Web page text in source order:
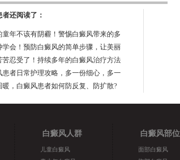
者还阅读了：
童年不该有阴霾！警惕白癜风带来的多
学会！预防白癜风的简单步骤，让美丽
苦忍受了！持续多年的白癜风治疗方法
患者日常护理攻略，多一份细心，多一
暖，白癜风患者如何防反复、防扩散?
白癜风人群
儿童白癜风
白癜风部位
面部白癜风